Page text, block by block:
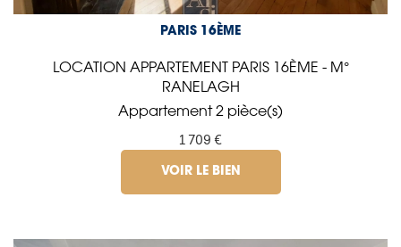
PARIS 16ÈME
LOCATION APPARTEMENT PARIS 16ÈME - M°
RANELAGH
Appartement 2 pièce(s)
1 709 €
VOIR LE BIEN